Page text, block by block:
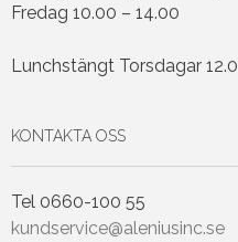
Fredag 10.00 – 14.00
Lunchstängt Torsdagar
KONTAKTA OSS
Tel 0660-100 55
kundservice@aleniusinc.se